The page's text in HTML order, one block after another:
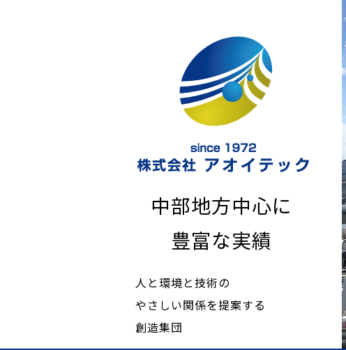
中部地方中心に
豊富な実績
人と環境と技術の
やさしい関係を提案する
創造集団